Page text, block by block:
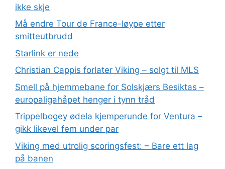
ikke skje
Må endre Tour de France-løype etter
smitteutbrudd
Starlink er nede
Christian Cappis forlater Viking – solgt til MLS
Smell på hjemmebane for Solskjærs Besiktas –
europaligahåpet henger i tynn tråd
Trippelbogey ødela kjemperunde for Ventura –
gikk likevel fem under par
Viking med utrolig scoringsfest: – Bare ett lag
på banen